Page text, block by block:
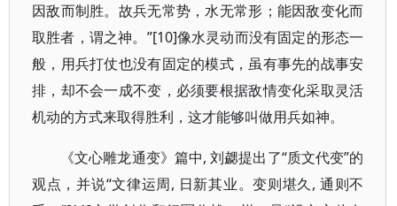
因敌而制胜。故兵无常势，水无常形；能因敌变化而
取胜者，谓之神。”[10]像水灵动而没有固定的形态一
般，用兵打仗也没有固定的模式，虽有事先的战事安
排，却不会一成不变，必须要根据敌情变化采取灵活
机动的方式来取得胜利，这才能够叫做用兵如神。
《文心雕龙通变》篇中, 刘勰提出了“质文代变”的
观点，并说“文律运周, 日新其业。变则堪久, 通则不